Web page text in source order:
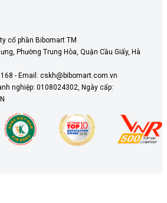
cổ phần Bibomart TM
Phường Trung Hòa, Quận Cầu Giấy, Hà
- Email: cskh@bibomart.com.vn
nghiệp: 0108024302, Ngày cấp: